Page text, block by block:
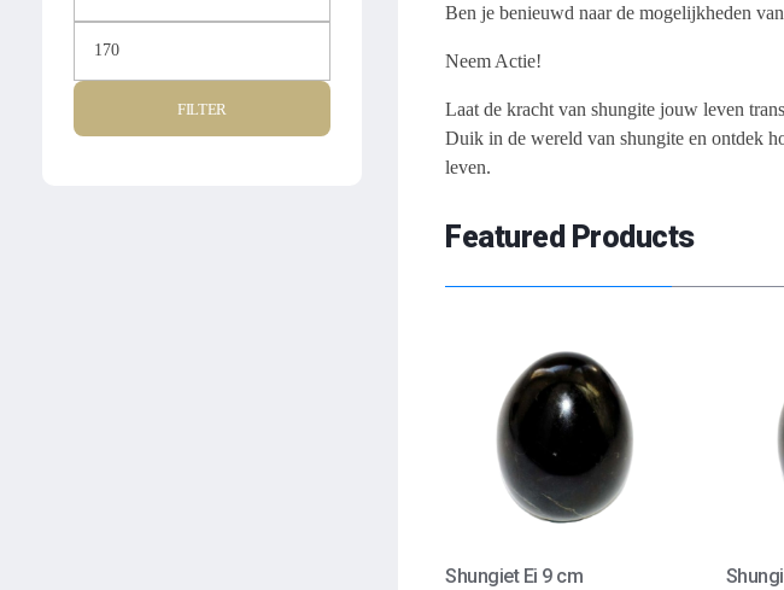
Ben je benieuwd naar de mogelijkheden
Neem Actie!
Laat de kracht van shungite jouw leven
Duik in de wereld van shungite en ontdek
leven.
Featured Products
Shungiet Ei 9 cm
FILTER